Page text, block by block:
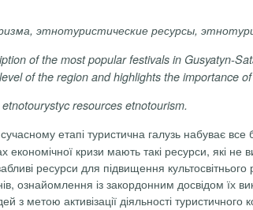
этнотуристические ресурсы,
of the most popular festivals in Gusyatyn-
of the region and highlights the importance
resources etnotourism.
етапі туристична галузь набуває
економічної кризи мають такі ресурси, які
ресурси для підвищення
ознайомлення із закордонним досвідом
з метою активізації діяльності туристичного